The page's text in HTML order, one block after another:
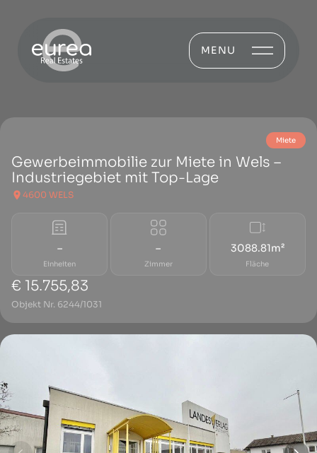
MENU
Miete
Gewerbeimmobilie zur Miete in Wels –
Industriegebiet mit Top-Lage
4600 WELS
–
Einheiten
–
Zimmer
3088.81m²
Fläche
€ 15.755,83
Objekt Nr. 6244/1031